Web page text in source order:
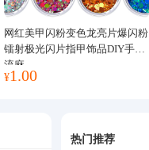
网红美甲闪粉变色龙亮片爆闪粉
镭射极光闪片指甲饰品DIY手工
流麻
¥1.00
热门推荐